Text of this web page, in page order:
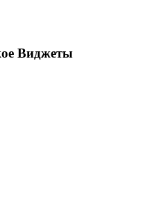
Виджеты